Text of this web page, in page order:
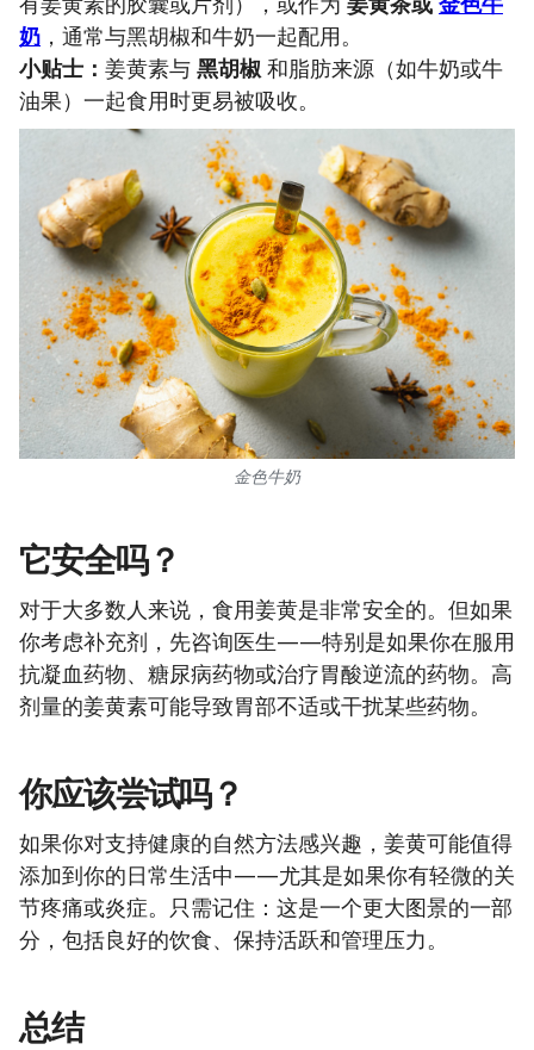
奶 ，通常与黑胡椒和牛奶一起配用。
小贴士： 姜黄素与 黑胡椒 和脂肪来源（如牛奶或牛
油果）一起食用时更易被吸收。
金色牛奶
它安全吗？
对于大多数人来说，食用姜黄是非常安全的。但如果
你考虑补充剂，先咨询医生——特别是如果你在服用
抗凝血药物、糖尿病药物或治疗胃酸逆流的药物。高
剂量的姜黄素可能导致胃部不适或干扰某些药物。
你应该尝试吗？
如果你对支持健康的自然方法感兴趣，姜黄可能值得
添加到你的日常生活中——尤其是如果你有轻微的关
节疼痛或炎症。只需记住：这是一个更大图景的一部
分，包括良好的饮食、保持活跃和管理压力。
总结